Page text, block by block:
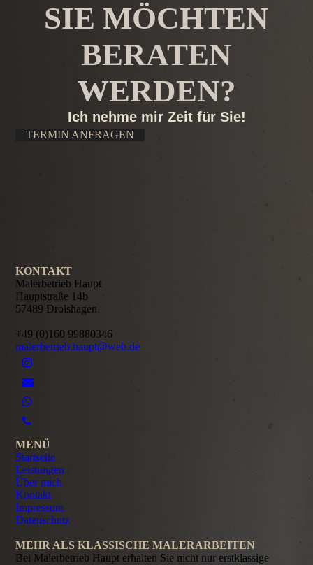
SIE MÖCHTEN
BERATEN
WERDEN?
Ich nehme mir Zeit für Sie!
TERMIN ANFRAGEN
KONTAKT
Malerbetrieb Haupt
Hauptstraße 14b
57489 Drolshagen
+49 (0)160 99880346
malerbetrieb.haupt@web.de
MENÜ
Startseite
Leistungen
Über mich
Kontakt
Impressum
Datenschutz
MEHR ALS KLASSISCHE MALERARBEITEN
Bei Malerbetrieb Haupt erhalten Sie nicht nur erstklassige